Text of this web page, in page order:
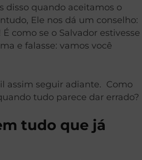
disso quando aceitamos o
Ele nos dá um conselho:
como se o Salvador estivesse
e falasse: vamos você
assim seguir adiante. Como
tudo parece dar errado?
tudo que já